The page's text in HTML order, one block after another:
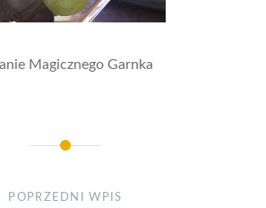
Magicznego Garnka
POPRZEDNI WPIS